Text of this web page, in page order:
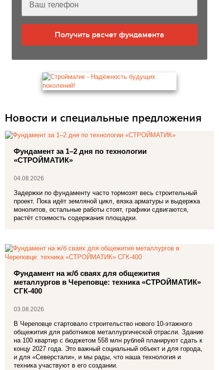
Получить расчет фундамента
Новости и специальные предложения
Фундамент за 1–2 дня по технологии
«СТРОЙМАТИК»
04.08.2026
Задержки по фундаменту часто тормозят весь строительный
проект. Пока идёт земляной цикл, вязка арматуры и выдержка
монолитов, остальные работы стоят, графики сдвигаются,
растёт стоимость содержания площадки.
Фундамент на ж/б сваях для общежития
металлургов в Череповце: техника «СТРОЙМАТИК»
СГК‑400
03.08.2026
В Череповце стартовало строительство нового 10‑этажного
общежития для работников металлургической отрасли. Здание
на 100 квартир с бюджетом 558 млн рублей планируют сдать к
концу 2027 года. Это важный социальный объект и для города,
и для «Северстали», и мы рады, что наша технология и
техника участвуют в его создании.